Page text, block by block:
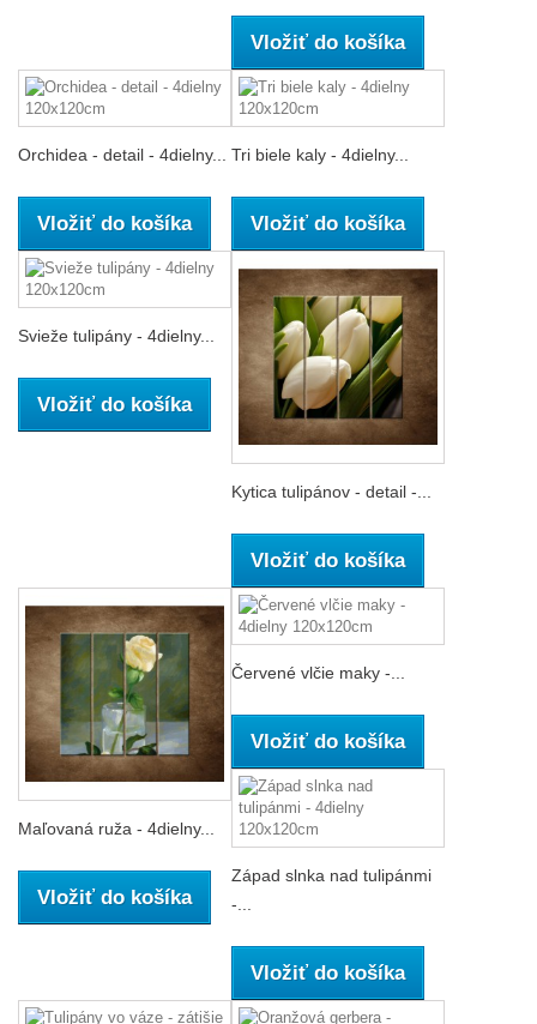
Vložiť do košíka
Orchidea - detail - 4dielny...
Vložiť do košíka
Tri biele kaly - 4dielny...
Vložiť do košíka
Svieže tulipány - 4dielny...
Vložiť do košíka
Kytica tulipánov - detail -...
Vložiť do košíka
Maľovaná ruža - 4dielny...
Vložiť do košíka
Červené vlčie maky -...
Vložiť do košíka
Západ slnka nad tulipánmi
-...
Vložiť do košíka